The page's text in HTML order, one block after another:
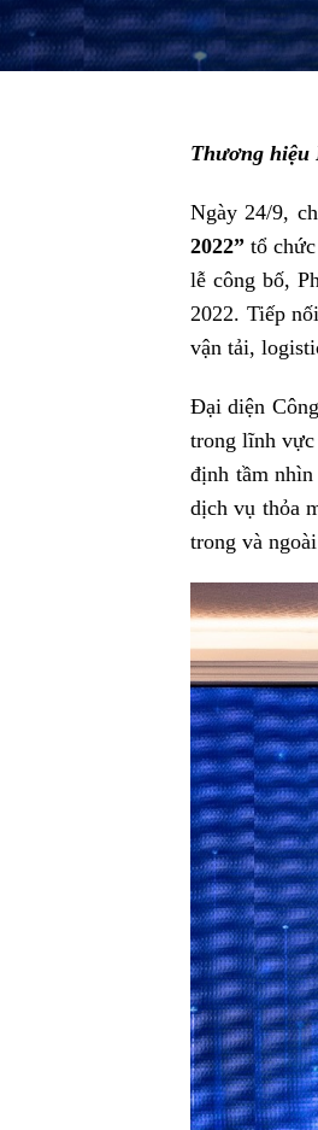
Thương hiệu
Ngày 24/9,
2022” tổ
lễ công bố,
2022. Tiếp
vận tải,
Đại diện
trong lĩnh vực
định tầm
dịch vụ thỏa
trong và